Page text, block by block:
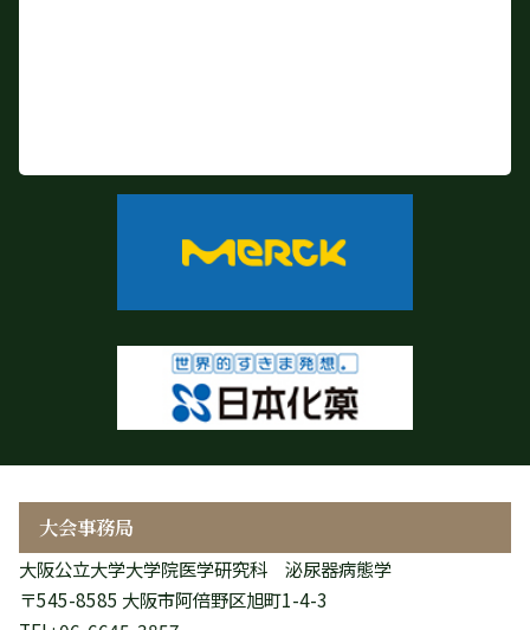
大会事務局
大阪公立大学大学院医学研究科 泌尿器病態学
〒545-8585 大阪市阿倍野区旭町1-4-3